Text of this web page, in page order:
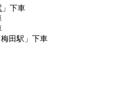
」下車
田駅」下車